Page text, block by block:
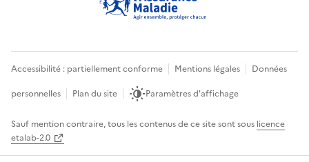
Accessibilité : partiellement conforme Mentions légales
Données
personnelles
Plan du site Paramètres d'affichage
Sauf mention contraire, tous les contenus de ce site sont sous licence
etalab-2.0